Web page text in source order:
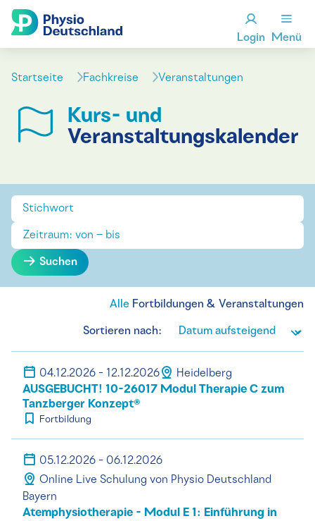
Login Menü
Startseite Fachkreise Veranstaltungen
Kurs- und
Veranstaltungskalender
Suchen
Alle Fortbildungen & Veranstaltungen
Sortieren nach:
04.12.2026 - 12.12.2026 Heidelberg
AUSGEBUCHT! 10-26017 Modul Therapie C zum
Tanzberger Konzept®
Fortbildung
05.12.2026 - 06.12.2026
Online Live Schulung von Physio Deutschland
Bayern
Atemphysiotherapie - Modul E 1: Einführung in